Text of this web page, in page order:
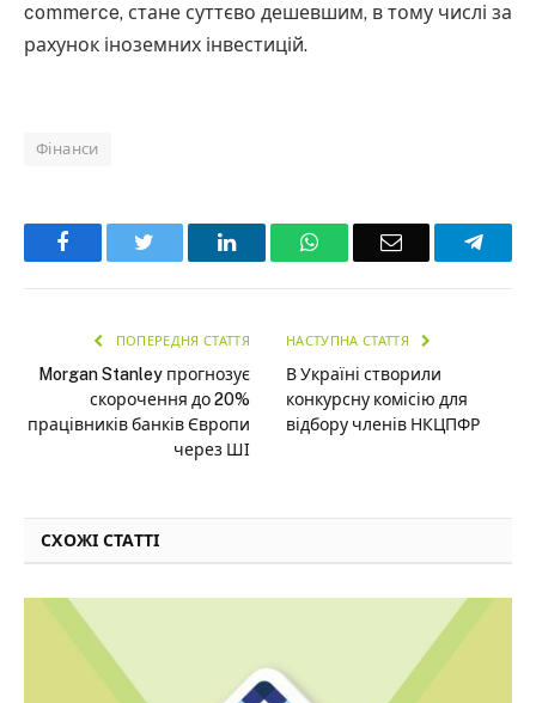
commerce, стане суттєво дешевшим, в тому числі за
рахунок іноземних інвестицій.
Фінанси
Facebook LinkedInWhatsAppEmail
ПОПЕРЕДНЯ СТАТТЯ
Morgan Stanley прогнозує
скорочення до 20%
працівників банків Європи
через ШІ
НАСТУПНА СТАТТЯ
В Україні створили
конкурсну комісію для
відбору членів НКЦПФР
СХОЖІ СТАТТІ